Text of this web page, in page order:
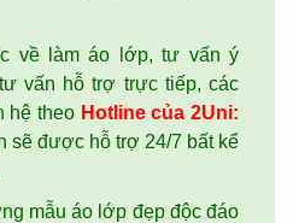
về làm áo lớp, tư vấn ý
vấn hỗ trợ trực tiếp, các
hệ theo Hotline của 2Uni:
sẽ được hỗ trợ 24/7 bất kể
mẫu áo lớp đẹp độc đáo